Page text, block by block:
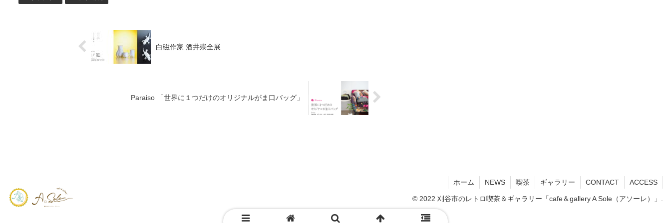
白磁作家 酒井崇全展
Paraiso 「世界に１つだけのオリジナルがま口バッグ」
ホーム NEWS 喫茶 ギャラリー CONTACT ACCESS
© 2022 刈谷市のレトロ喫茶＆ギャラリー「cafe＆gallery A Sole（アソーレ）」.